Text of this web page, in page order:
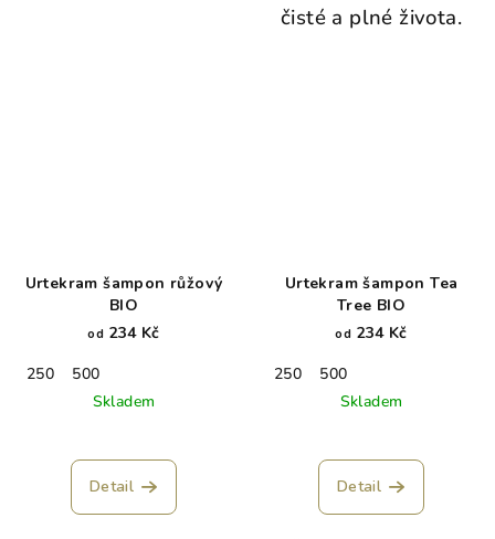
čisté a plné života.
Urtekram šampon růžový
BIO
od 234 Kč
250
500
Skladem
Detail
Urtekram šampon Tea
Tree BIO
od 234 Kč
250
500
Skladem
hodnocení
produktu
Detail